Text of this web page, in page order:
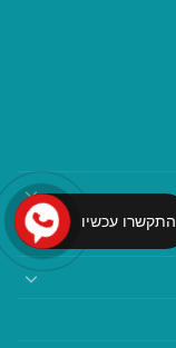
התקשרו עכשיו